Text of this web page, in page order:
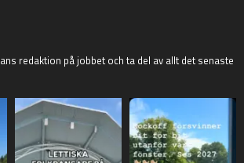
redaktion på jobbet och ta del av allt det senaste